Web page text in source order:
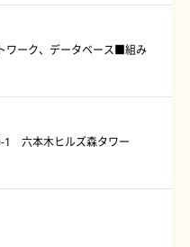
ーク、データベース■組み
1 六本木ヒルズ森タワー